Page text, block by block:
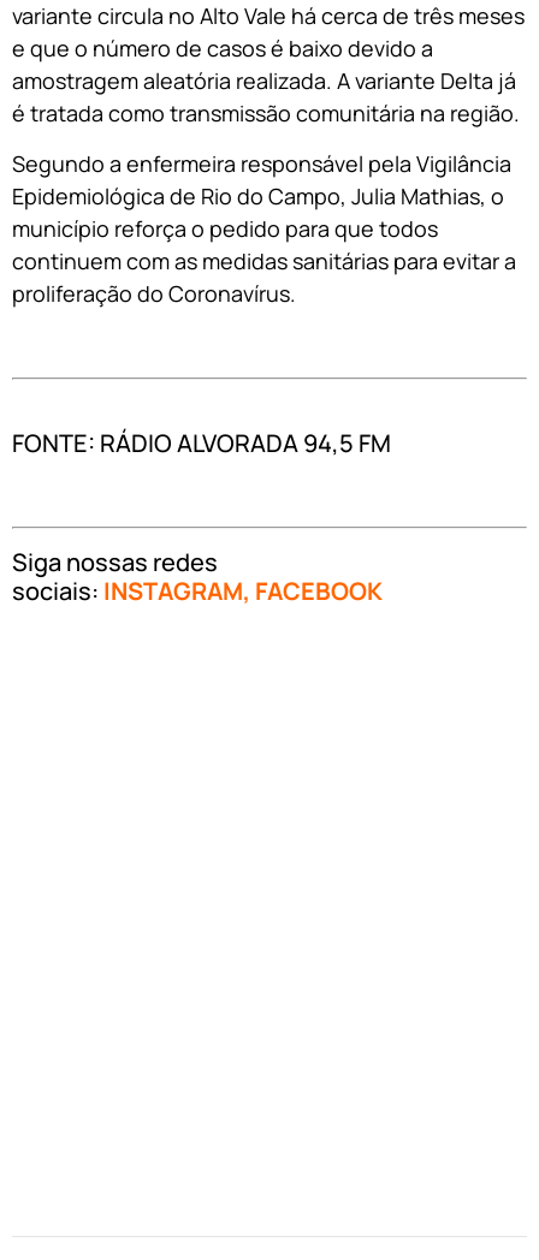
variante circula no Alto Vale há cerca de três meses
e que o número de casos é baixo devido a
amostragem aleatória realizada. A variante Delta já
é tratada como transmissão comunitária na região.
Segundo a enfermeira responsável pela Vigilância
Epidemiológica de Rio do Campo, Julia Mathias, o
município reforça o pedido para que todos
continuem com as medidas sanitárias para evitar a
proliferação do Coronavírus.
FONTE: RÁDIO ALVORADA 94,5 FM
Siga nossas redes
sociais: INSTAGRAM, FACEBOOK